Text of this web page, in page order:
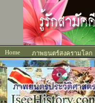
Home ภาพยนตร์สงครามโลก